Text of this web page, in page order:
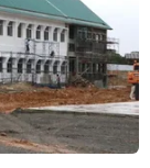
THANH
dụng